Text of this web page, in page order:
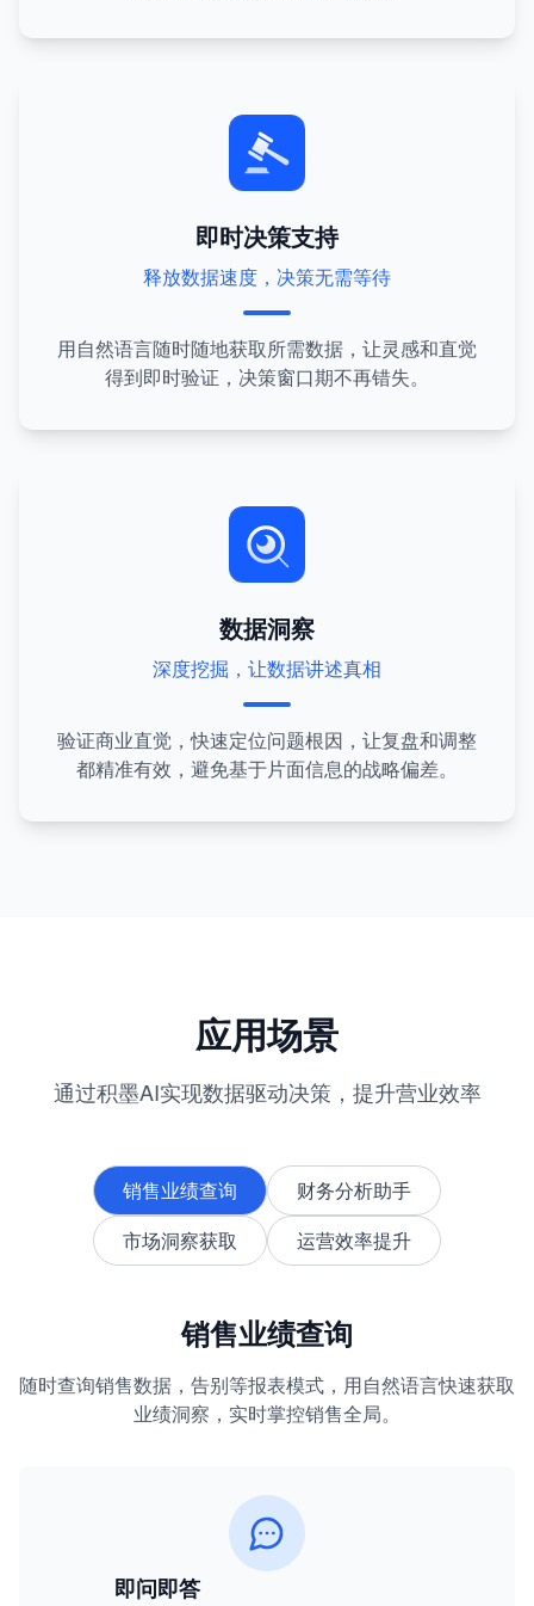
即时决策支持
释放数据速度，决策无需等待
用自然语言随时随地获取所需数据，让灵感和直觉
得到即时验证，决策窗口期不再错失。
数据洞察
深度挖掘，让数据讲述真相
验证商业直觉，快速定位问题根因，让复盘和调整
都精准有效，避免基于片面信息的战略偏差。
应用场景
通过积墨AI实现数据驱动决策，提升营业效率
销售业绩查询
财务分析助手
市场洞察获取
运营效率提升
销售业绩查询
随时查询销售数据，告别等报表模式，用自然语言快速获取
业绩洞察，实时掌控销售全局。
即问即答